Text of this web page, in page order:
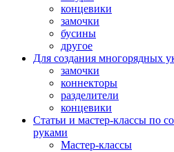
концевики
замочки
бусины
другое
Для создания многорядных
замочки
коннекторы
разделители
концевики
Статьи и мастер-классы по
руками
Мастер-классы